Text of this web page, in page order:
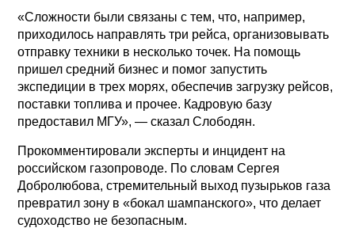
«Сложности были связаны с тем, что, например,
приходилось направлять три рейса, организовывать
отправку техники в несколько точек. На помощь
пришел средний бизнес и помог запустить
экспедиции в трех морях, обеспечив загрузку рейсов,
поставки топлива и прочее. Кадровую базу
предоставил МГУ», — сказал Слободян.
Прокомментировали эксперты и инцидент на
российском газопроводе. По словам Сергея
Добролюбова, стремительный выход пузырьков газа
превратил зону в «бокал шампанского», что делает
судоходство не безопасным.